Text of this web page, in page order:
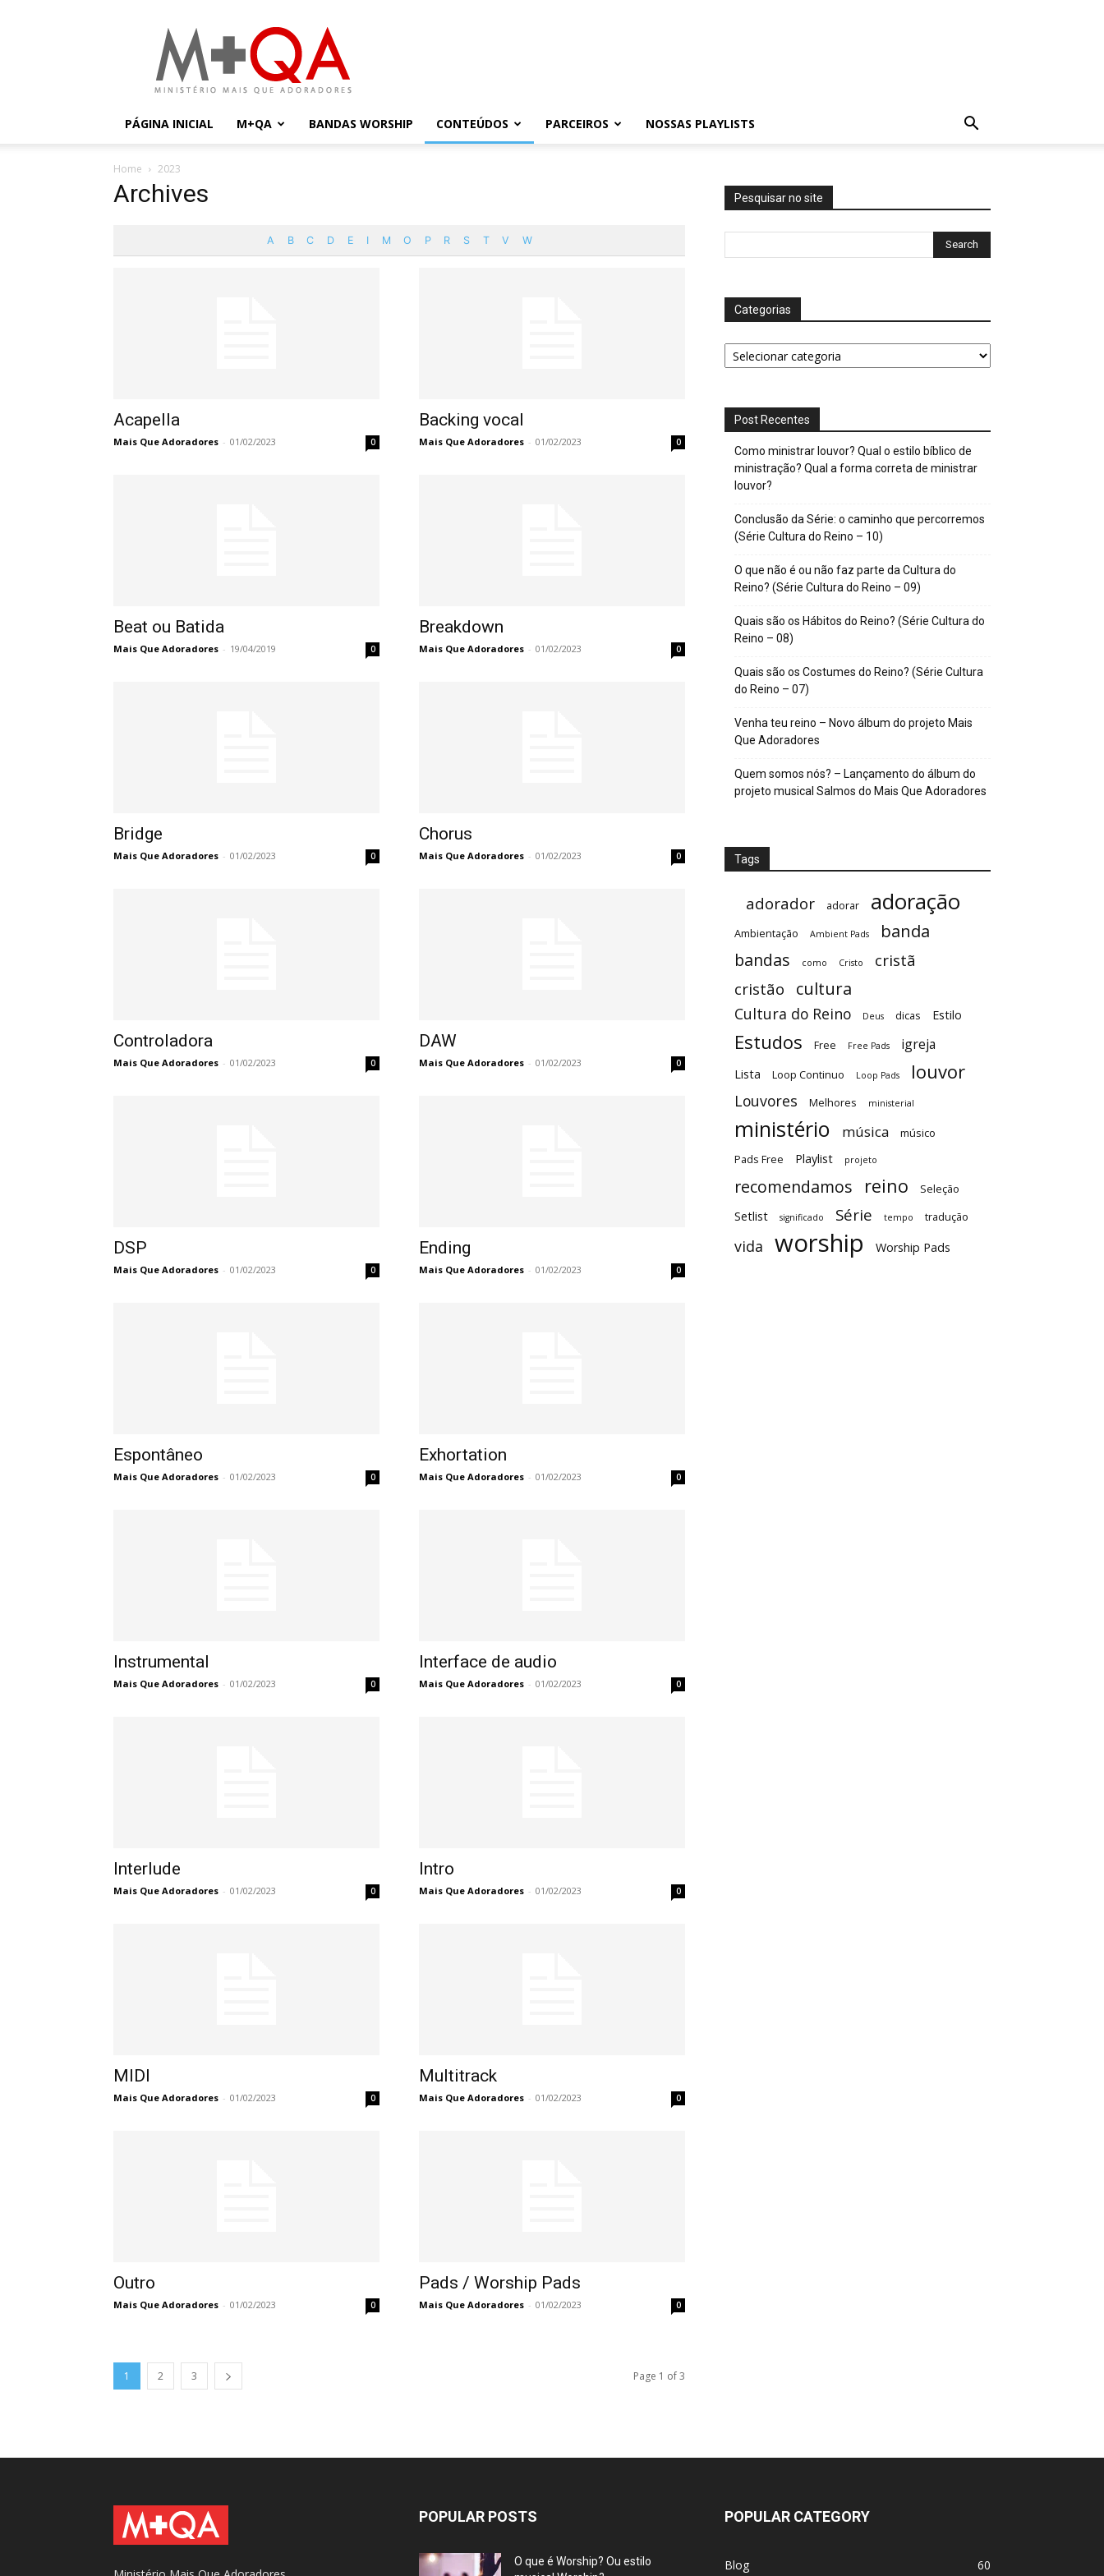
Mais
Que
Adoradores
PÁGINA INICIAL M+QA BANDAS WORSHIP CONTEÚDOS PARCEIROS NOSSAS PLAYLISTS
Home 2023
Archives
A B C D E I M O P R S T V W
Acapella
Mais Que Adoradores - 01/02/2023 0
Backing vocal
Mais Que Adoradores - 01/02/2023 0
Beat ou Batida
Mais Que Adoradores - 19/04/2019 0
Breakdown
Mais Que Adoradores - 01/02/2023 0
Bridge
Mais Que Adoradores - 01/02/2023 0
Chorus
Mais Que Adoradores - 01/02/2023 0
Controladora
Mais Que Adoradores - 01/02/2023 0
DAW
Mais Que Adoradores - 01/02/2023 0
DSP
Mais Que Adoradores - 01/02/2023 0
Ending
Mais Que Adoradores - 01/02/2023 0
Espontâneo
Mais Que Adoradores - 01/02/2023 0
Exhortation
Mais Que Adoradores - 01/02/2023 0
Instrumental
Mais Que Adoradores - 01/02/2023 0
Interface de audio
Mais Que Adoradores - 01/02/2023 0
Interlude
Mais Que Adoradores - 01/02/2023 0
Intro
Mais Que Adoradores - 01/02/2023 0
MIDI
Mais Que Adoradores - 01/02/2023 0
Multitrack
Mais Que Adoradores - 01/02/2023 0
Outro
Mais Que Adoradores - 01/02/2023 0
Pads / Worship Pads
Mais Que Adoradores - 01/02/2023 0
1 2 3 Page 1 of 3
Pesquisar no site
Categorias
Categorias
Post Recentes
Como ministrar louvor? Qual o estilo bíblico de
ministração? Qual a forma correta de ministrar
louvor?
Conclusão da Série: o caminho que percorremos
(Série Cultura do Reino – 10)
O que não é ou não faz parte da Cultura do
Reino? (Série Cultura do Reino – 09)
Quais são os Hábitos do Reino? (Série Cultura do
Reino – 08)
Quais são os Costumes do Reino? (Série Cultura
do Reino – 07)
Venha teu reino – Novo álbum do projeto Mais
Que Adoradores
Quem somos nós? – Lançamento do álbum do
projeto musical Salmos do Mais Que Adoradores
Tags
adorador adorar adoração
Ambientação Ambient Pads banda
bandas como Cristo
cristã
cristão
cultura
Cultura do Reino Deus dicas Estilo
Estudos Free Free Pads igreja
Lista Loop Continuo Loop Pads louvor
Louvores Melhores ministerial
ministério música
músico
Pads Free
Playlist projeto
recomendamos reino Seleção
Setlist significado Série tempo tradução
vida worship Worship Pads
POPULAR POSTS
O que é Worship? Ou estilo
POPULAR CATEGORY
Blog 60